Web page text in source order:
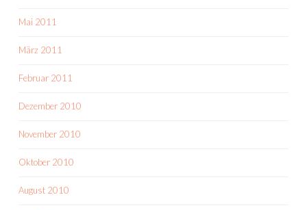
Mai 2011
März 2011
Februar 2011
Dezember 2010
November 2010
Oktober 2010
August 2010